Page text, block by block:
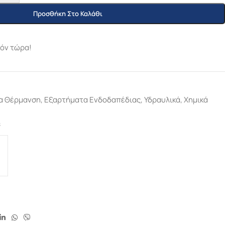
Προσθήκη Στο Καλάθι
τώρα!
Θέρμανση, Εξαρτήματα Ενδοδαπέδιας,Υδραυλικά,Χημικά